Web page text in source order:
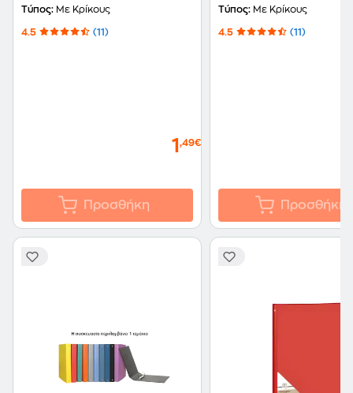
Τύπος: Με Κρίκους
4.5 (11)
1 ,49€
Προσθήκη
Τύπος: Με Κρίκους
4.5 (11)
Προσθήκη